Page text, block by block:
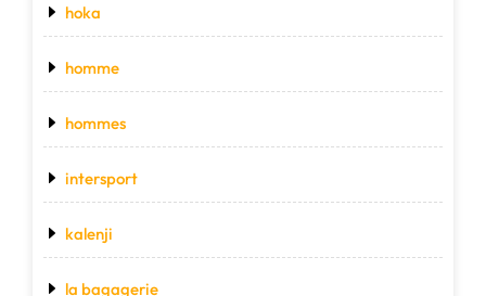
hoka
homme
hommes
intersport
kalenji
la bagagerie